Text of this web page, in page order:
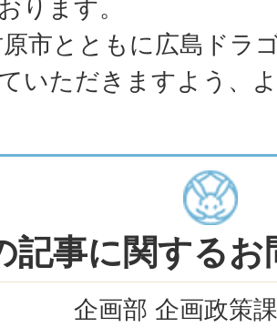
ります。
市とともに広島ドラ
いただきますよう、
記事に関する
企画部 企画政策課